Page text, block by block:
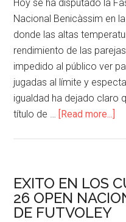
Hoy se ha disputado la
Nacional Benicàssim en
donde las altas
rendimiento de las
impedido al público ver
jugadas al límite y
igualdad ha dejado claro
título de … [Read more...]
EXITO EN LOS
26 OPEN
DE FUTVOLEY